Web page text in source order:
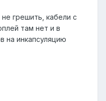
грешить, кабели с
там нет и в
на инкапсуляцию